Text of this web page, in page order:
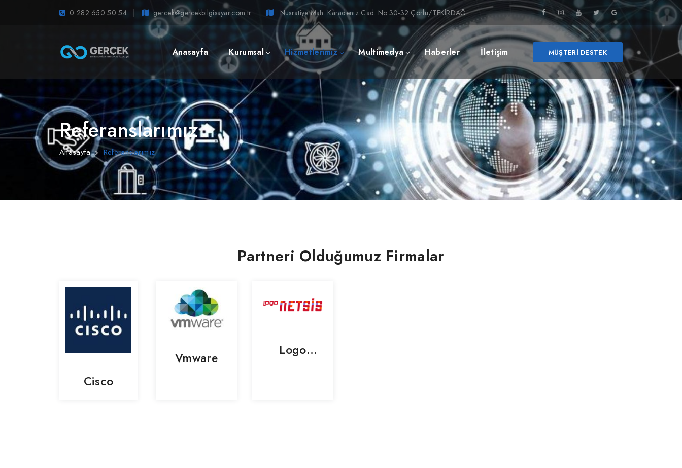
0 282 650 50 54 gercek@gercekbilgisayar.com.tr Nusratiye Mah. Karadeniz Cad. No:30-32 Çorlu/TEKİRDAĞ
Anasayfa Kurumsal Hizmetlerimiz Multimedya Haberler İletişim MÜŞTERI DESTEK
Referanslarımız
Anasayfa Referanslarımız
Partneri Olduğumuz Firmalar
Cisco
Vmware
Logo